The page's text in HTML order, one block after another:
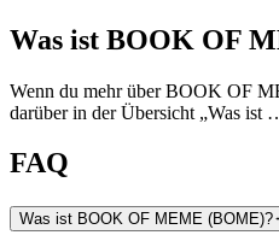
Was ist BOOK OF
Wenn du mehr über BOOK OF
darüber in der Übersicht „Was ist
FAQ
Was ist BOOK OF MEME (BOME)?